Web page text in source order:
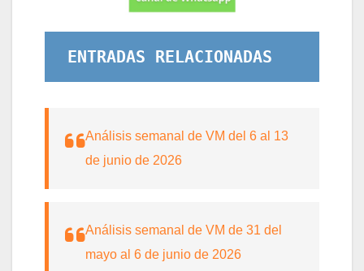
ENTRADAS RELACIONADAS
Análisis semanal de VM del 6 al 13
de junio de 2026
Análisis semanal de VM de 31 del
mayo al 6 de junio de 2026